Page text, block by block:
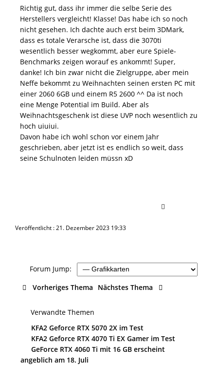
Richtig gut, dass ihr immer die selbe Serie des
Herstellers vergleicht! Klasse! Das habe ich so noch
nicht gesehen. Ich dachte auch erst beim 3DMark,
dass es totale Verarsche ist, dass die 3070ti
wesentlich besser wegkommt, aber eure Spiele-
Benchmarks zeigen worauf es ankommt! Super,
danke! Ich bin zwar nicht die Zielgruppe, aber mein
Neffe bekommt zu Weihnachten seinen ersten PC mit
einer 2060 6GB und einem R5 2600 ^^ Da ist noch
eine Menge Potential im Build. Aber als
Weihnachtsgeschenk ist diese UVP noch wesentlich zu
hoch uiuiui.
Davon habe ich wohl schon vor einem Jahr
geschrieben, aber jetzt ist es endlich so weit, dass
seine Schulnoten leiden müssn xD
Veröffentlicht : 21. Dezember 2023 19:33
Forum Jump:
Vorheriges Thema
Nächstes Thema
Verwandte Themen
KFA2 Geforce RTX 5070 2X im Test
KFA2 Geforce RTX 4070 Ti EX Gamer im Test
GeForce RTX 4060 Ti mit 16 GB erscheint
angeblich am 18. Juli